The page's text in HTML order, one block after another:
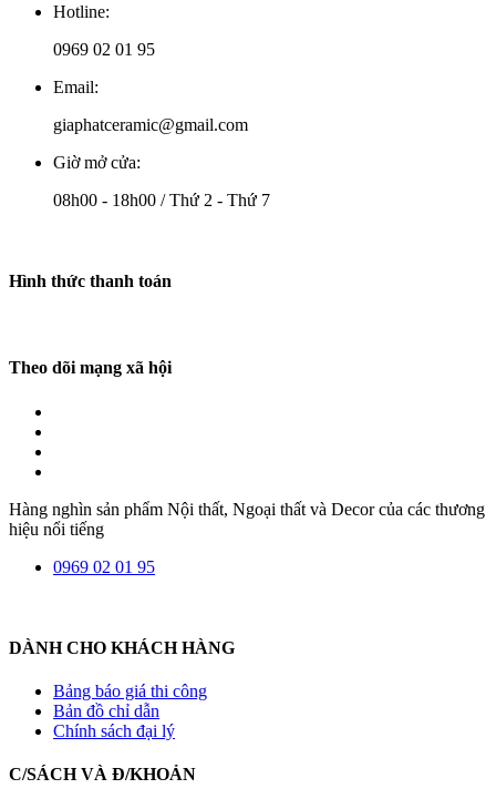
Hotline:
0969 02 01 95
Email:
giaphatceramic@gmail.com
Giờ mở cửa:
08h00 - 18h00 / Thứ 2 - Thứ 7
Hình thức thanh toán
Theo dõi mạng xã hội
Hàng nghìn sản phẩm Nội thất, Ngoại thất và Decor của các thương
hiệu nổi tiếng
0969 02 01 95
DÀNH CHO KHÁCH HÀNG
Bảng báo giá thi công
Bản đồ chỉ dẫn
Chính sách đại lý
C/SÁCH VÀ Đ/KHOẢN